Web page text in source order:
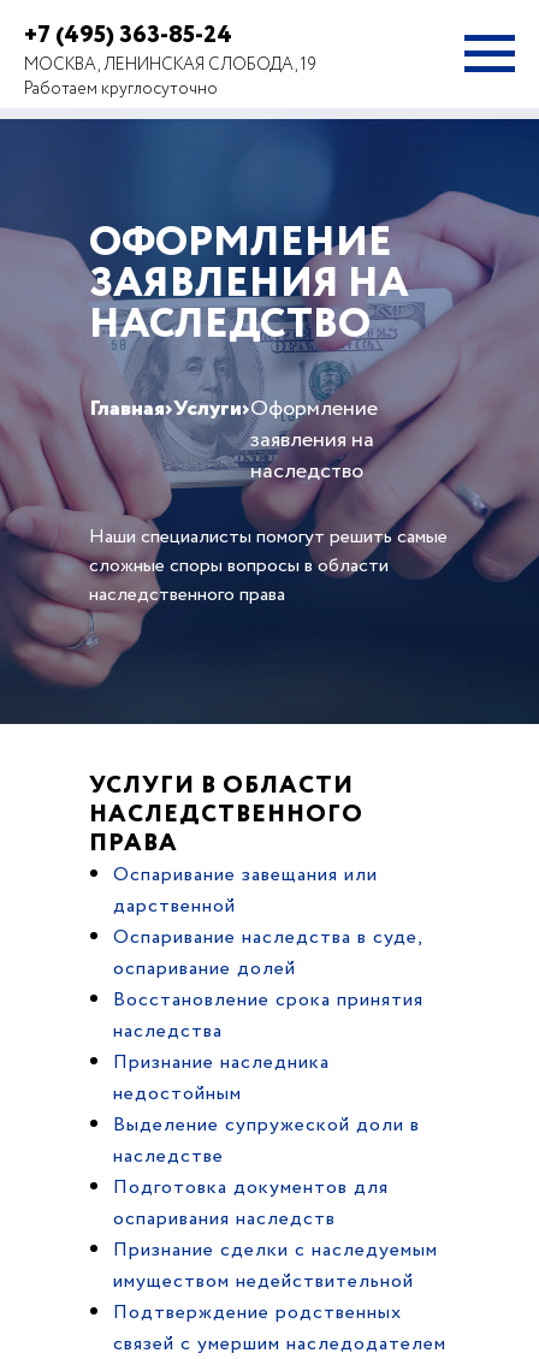
+7 (495) 363-85-24
МОСКВА, ЛЕНИНСКАЯ СЛОБОДА, 19
Работаем круглосуточно
ОФОРМЛЕНИЕ
ЗАЯВЛЕНИЯ НА
НАСЛЕДСТВО
Главная›Услуги›Оформление
заявления на
наследство
Наши специалисты помогут решить самые
сложные споры вопросы в области
наследственного права
УСЛУГИ В ОБЛАСТИ
НАСЛЕДСТВЕННОГО
ПРАВА
Оспаривание завещания или
дарственной
Оспаривание наследства в суде,
оспаривание долей
Восстановление срока принятия
наследства
Признание наследника
недостойным
Выделение супружеской доли в
наследстве
Подготовка документов для
оспаривания наследств
Признание сделки с наследуемым
имуществом недействительной
Подтверждение родственных
связей с умершим наследодателем